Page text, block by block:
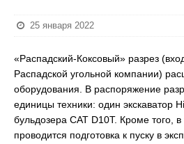
25 января 2022
«Распадский-Коксовый» разрез
Распадской угольной компании)
оборудования. В распоряжение
единицы техники: один экскаватор
бульдозера CAT D10T. Кроме того,
проводится подготовка к пуску в